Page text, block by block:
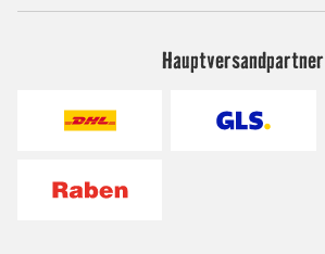
Hauptversandpartner